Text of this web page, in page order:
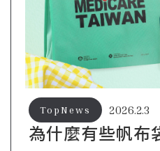
為什麼有些帆布
2026.2.3
TopNews